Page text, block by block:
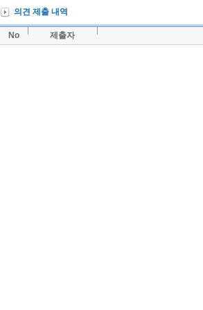
의견 제출 내역
No 제출자